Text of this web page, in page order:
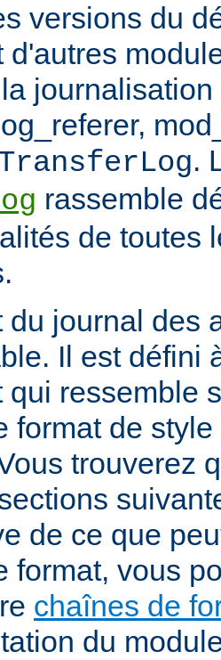
versions du
d'autres
.
rassemble
de toutes
du journal des
Il est défini
qui ressemble
format de
trouverez
de ce que
format, vous
chaînes de
du